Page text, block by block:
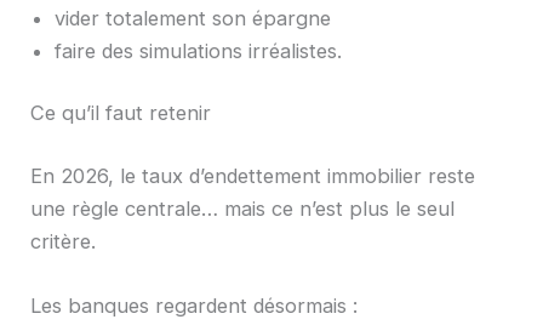
vider totalement son épargne
faire des simulations irréalistes.
Ce qu’il faut retenir
En 2026, le taux d’endettement immobilier reste
une règle centrale… mais ce n’est plus le seul
critère.
Les banques regardent désormais :